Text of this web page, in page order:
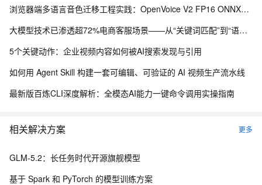
浏览器端多语言音色迁移工程实践：OpenVoice V2 FP16 ONNX、WebGPU 与 ModelScope 模型分发
大模型技术已渗透超72%电商客服场景——从“关键词匹配”到“语义理解”的技术跃迁
5个关键动作：企业视频内容如何被AI搜索发现与引用
如何用 Agent Skill 构建一套可编辑、可验证的 AI 视频生产流水线
最新版百炼CLI深度解析：全模态AI能力一键命令调用实操指南
相关解决方案 更多
GLM-5.2：长任务时代开源旗舰模型
基于 Spark 和 PyTorch 的模型训练方案